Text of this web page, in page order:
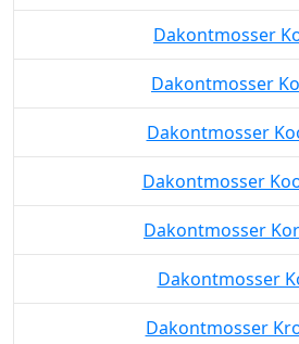
Dakontmosser
Dakontmosser
Dakontmosser
Dakontmosser
Dakontmosser
Dakontmosser
Dakontmosser